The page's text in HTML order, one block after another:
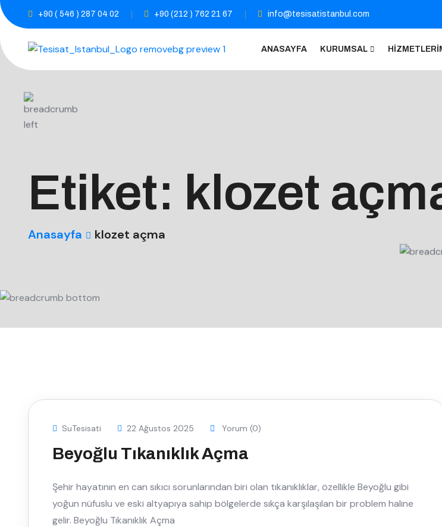
+90 ( 546 ) 287 04 02 +90 (212 ) 762 21 67 info@tesisatistanbul.com
ANASAYFA KURUMSAL
Etiket: klozet
Anasayfa klozet açma
SuTesisati 22 Ağustos 2025 Yorum (0)
Beyoğlu Tıkanıklık Açma
Şehir hayatının en can sıkıcı sorunlarından biri olan tıkanıklıklar, özellikle Beyoğlu gibi
yoğun nüfuslu ve eski altyapıya sahip bölgelerde sıkça karşılaşılan bir problem haline
gelir. Beyoğlu Tıkanıklık Açma